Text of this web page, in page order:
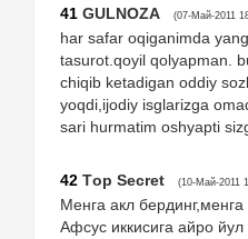
41 GULNOZA (07-Май-2011
har safar oqiganimda
tasurot.qoyil qolyapman.
chiqib ketadigan oddiy
yoqdi,ijodiy isglarizga
sari hurmatim oshyapti
42 Тop Secret (10-Май-2011
Менга акл бердинг,менга
Афсус иккисига айро йул